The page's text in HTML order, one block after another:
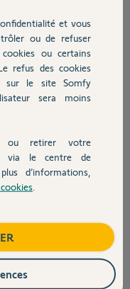
parfaitement,
n'a été fait et que seule la
et vous
ou de refuser
ou certains
refus des cookies
sur le site Somfy
sera moins
ou retirer votre
via le centre de
d’informations,